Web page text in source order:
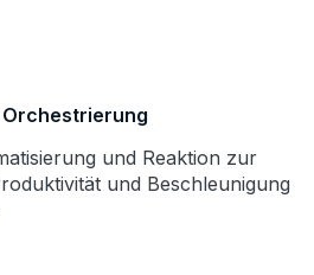
und Reaktion zur
und Beschleunigung